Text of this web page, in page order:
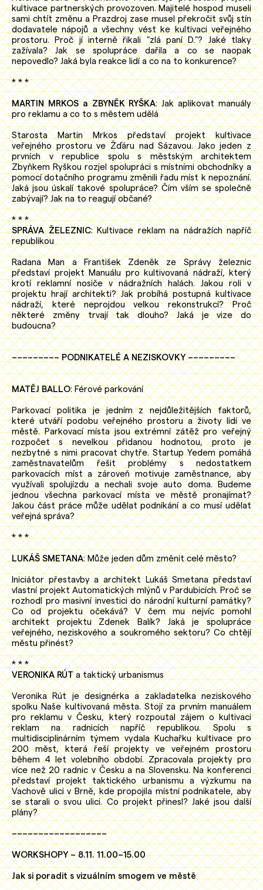
kultivace partnerských provozoven. Majitelé hospod museli
sami chtít změnu a Prazdroj zase musel překročit svůj stín
dodavatele nápojů a všechny vést ke kultivaci veřejného
prostoru. Proč jí interně řikali "zlá paní D."? Jaké tlaky
zažívala? Jak se spolupráce dařila a co se naopak
nepovedlo? Jaká byla reakce lidí a co na to konkurence?
* * *
MARTIN MRKOS a ZBYNĚK RYŠKA: Jak aplikovat manuály
pro reklamu a co to s městem udělá
Starosta Martin Mrkos představí projekt kultivace
veřejného prostoru ve Žďáru nad Sázavou. Jako jeden z
prvních v republice spolu s městským architektem
Zbyňkem Ryškou rozjel spolupráci s místními obchodníky a
pomocí dotačního programu změnili řadu míst k nepoznání.
Jaká jsou úskalí takové spolupráce? Čím vším se společně
zabývají? Jak na to reagují občané?
* * *
SPRÁVA ŽELEZNIC: Kultivace reklam na nádražích napříč
republikou
Radana Man a František Zdeněk ze Správy železnic
představí projekt Manuálu pro kultivovaná nádraží, který
krotí reklamní nosiče v nádražních halách. Jakou roli v
projektu hrají architekti? Jak probíhá postupná kultivace
nádraží, které neprojdou velkou rekonstrukcí? Proč
některé změny trvají tak dlouho? Jaká je vize do
budoucna?
––––––––– PODNIKATELÉ A NEZISKOVKY –––––––––
MATĚJ BALLO: Férové parkování
Parkovací politika je jedním z nejdůležitějších faktorů,
které utváří podobu veřejného prostoru a životy lidí ve
městě. Parkovací místa jsou extrémní zátěž pro veřejný
rozpočet s nevelkou přidanou hodnotou, proto je
nezbytné s nimi pracovat chytře. Startup Yedem pomáhá
zaměstnavatelům řešit problémy s nedostatkem
parkovacích míst a zároveň motivuje zaměstnance, aby
využívali spolujízdu a nechali svoje auto doma. Budeme
jednou všechna parkovací místa ve městě pronajímat?
Jakou část práce může udělat podnikání a co musí udělat
veřejná správa?
* * *
LUKÁŠ SMETANA: Může jeden dům změnit celé město?
Iniciátor přestavby a architekt Lukáš Smetana představí
vlastní projekt Automatických mlýnů v Pardubicích. Proč se
rozhodl pro masivní investici do národní kulturní památky?
Co od projektu očekává? V čem mu nejvíc pomohl
architekt projektu Zdenek Balík? Jaká je spolupráce
veřejného, neziskového a soukromého sektoru? Co chtějí
městu přinést?
* * *
VERONIKA RÚTa taktický urbanismus
Veronika Rút je designérka a zakladatelka neziskového
spolku Naše kultivovaná města. Stojí za prvním manuálem
pro reklamu v Česku, který rozpoutal zájem o kultivaci
reklam na radnicích napříč republikou. Spolu s
multidisciplinárním týmem vydala Kuchařku kultivace pro
200 měst, která řeší projekty ve veřejném prostoru
během 4 let volebního období. Zpracovala projekty pro
více než 20 radnic v Česku a na Slovensku. Na konferenci
představí projekt taktického urbanismu a výzkumu na
Vachově ulici v Brně, kde propojila místní podnikatele, aby
se starali o svou ulici. Co projekt přinesl? Jaké jsou další
plány?
––––––––––––––––––
WORKSHOPY – 8.11. 11.00–15.00
Jak si poradit s vizuálním smogem ve městě